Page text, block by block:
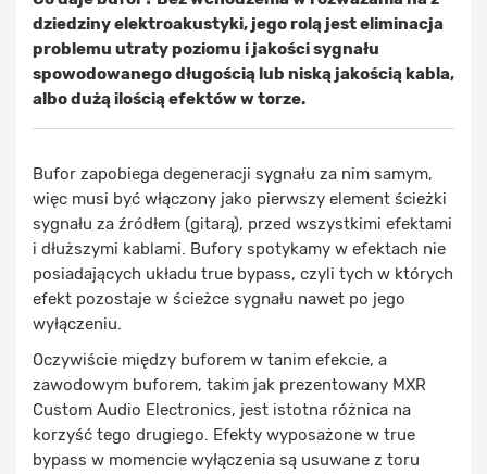
dziedziny elektroakustyki, jego rolą jest eliminacja
problemu utraty poziomu i jakości sygnału
spowodowanego długością lub niską jakością kabla,
albo dużą ilością efektów w torze.
Bufor zapobiega degeneracji sygnału za nim samym,
więc musi być włączony jako pierwszy element ścieżki
sygnału za źródłem (gitarą), przed wszystkimi efektami
i dłuższymi kablami. Bufory spotykamy w efektach nie
posiadających układu true bypass, czyli tych w których
efekt pozostaje w ścieżce sygnału nawet po jego
wyłączeniu.
Oczywiście między buforem w tanim efekcie, a
zawodowym buforem, takim jak prezentowany MXR
Custom Audio Electronics, jest istotna różnica na
korzyść tego drugiego. Efekty wyposażone w true
bypass w momencie wyłączenia są usuwane z toru